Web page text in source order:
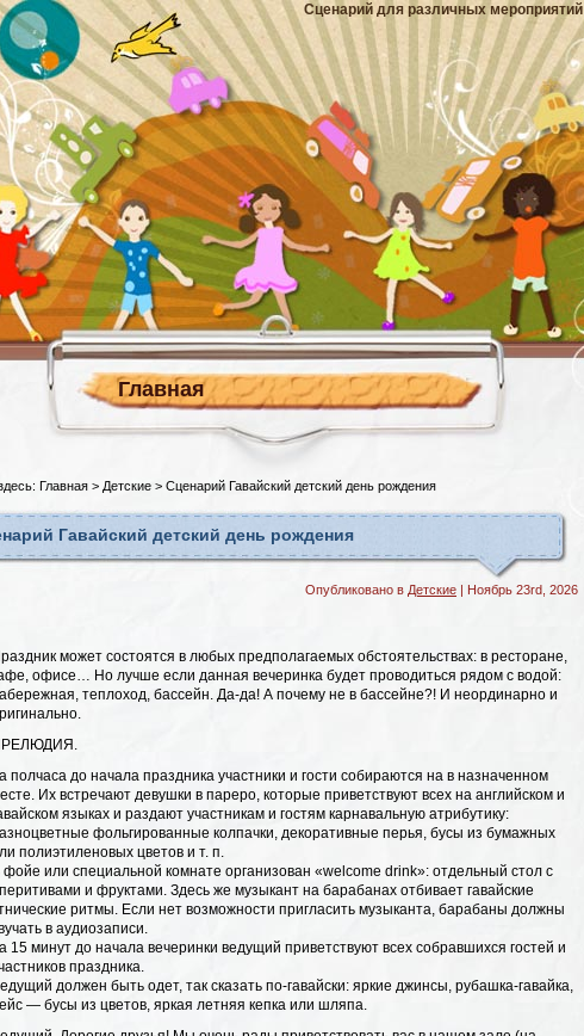
Сценарий для различных мероприятий
Главная
Главная > Детские > Сценарий Гавайский детский день рождения
Гавайский детский день рождения
Опубликовано в Детские | Ноябрь 23rd, 2026
может состоятся в любых предполагаемых обстоятельствах: в ресторане,
офисе… Но лучше если данная вечеринка будет проводиться рядом с водой:
теплоход, бассейн. Да-да! А почему не в бассейне?! И неординарно и
полчаса до начала праздника участники и гости собираются на в назначенном
Их встречают девушки в пареро, которые приветствуют всех на английском и
языках и раздают участникам и гостям карнавальную атрибутику:
фольгированные колпачки, декоративные перья, бусы из бумажных
полиэтиленовых цветов и т. п.
фойе или специальной комнате организован «welcome drink»: отдельный стол с
и фруктами. Здесь же музыкант на барабанах отбивает гавайские
ритмы. Если нет возможности пригласить музыканта, барабаны должны
в аудиозаписи.
15 минут до начала вечеринки ведущий приветствуют всех собравшихся гостей и
праздника.
должен быть одет, так сказать по-гавайски: яркие джинсы, рубашка-гавайка,
— бусы из цветов, яркая летняя кепка или шляпа.